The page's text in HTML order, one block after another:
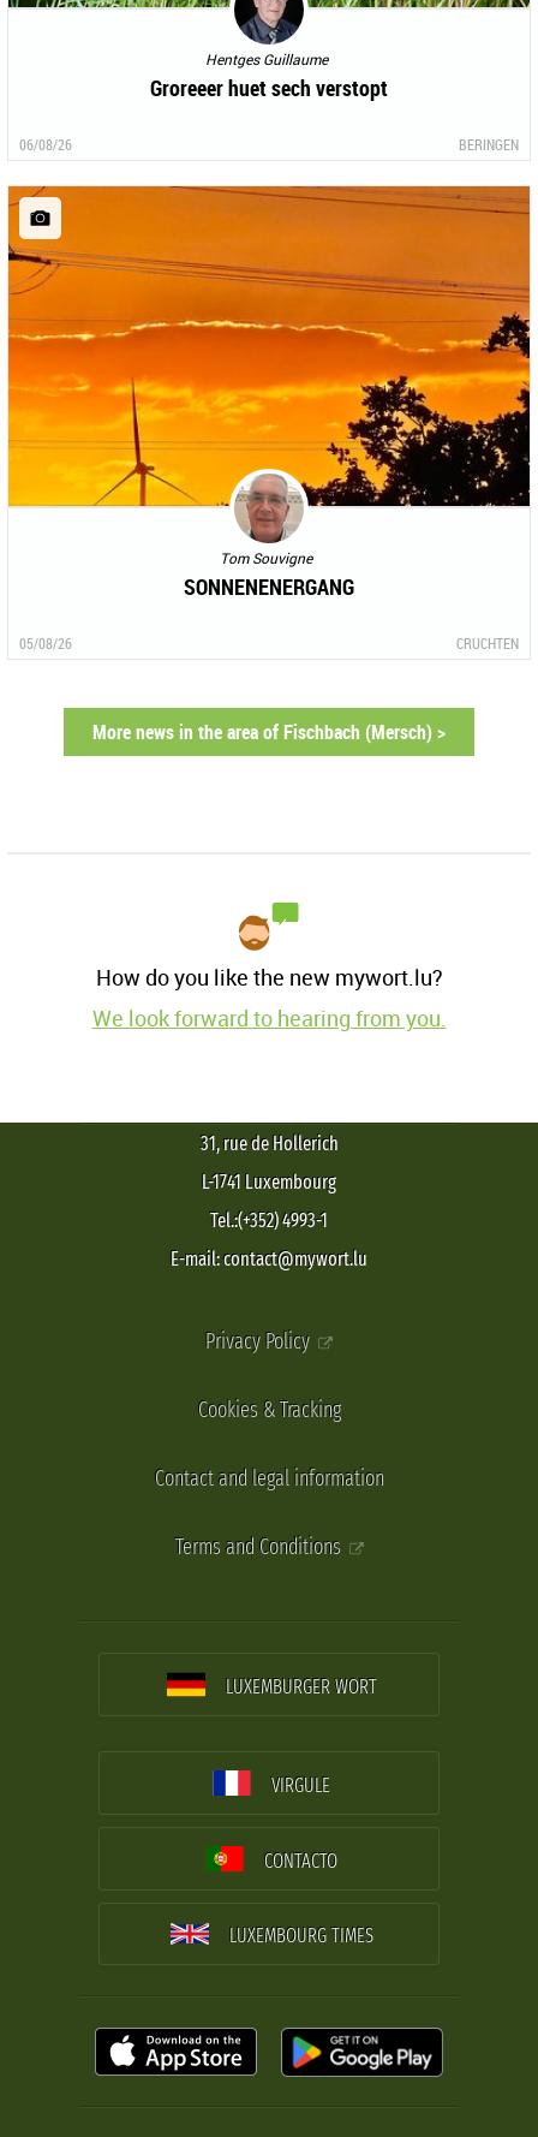
Hentges Guillaume
Groreeer huet sech verstopt
06/08/26 BERINGEN
Tom Souvigne
SONNENENERGANG
05/08/26 CRUCHTEN
More news in the area of Fischbach (Mersch) >
How do you like the new mywort.lu?
We look forward to hearing from you.
31, rue de Hollerich
L-1741 Luxembourg
Tel.:(+352) 4993-1
E-mail: contact@mywort.lu
Privacy Policy
Cookies & Tracking
Contact and legal information
Terms and Conditions
LUXEMBURGER WORT
VIRGULE
CONTACTO
LUXEMBOURG TIMES